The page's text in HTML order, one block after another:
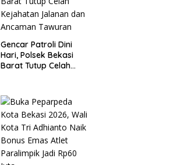
Gencar Patroli Dini
Hari, Polsek Bekasi
Barat Tutup Celah
Tawuran